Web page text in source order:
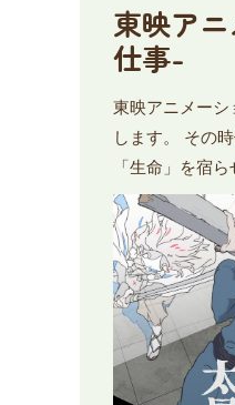
東映ア
仕事-
東映アニメー
します。 その
「生命」を宿